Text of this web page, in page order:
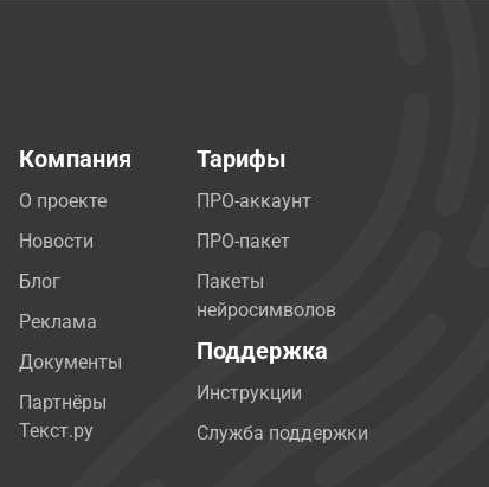
Компания
О проекте
Новости
Блог
Реклама
Документы
Партнёры
Текст.ру
Тарифы
ПРО-аккаунт
ПРО-пакет
Пакеты
нейросимволов
Поддержка
Инструкции
Служба поддержки